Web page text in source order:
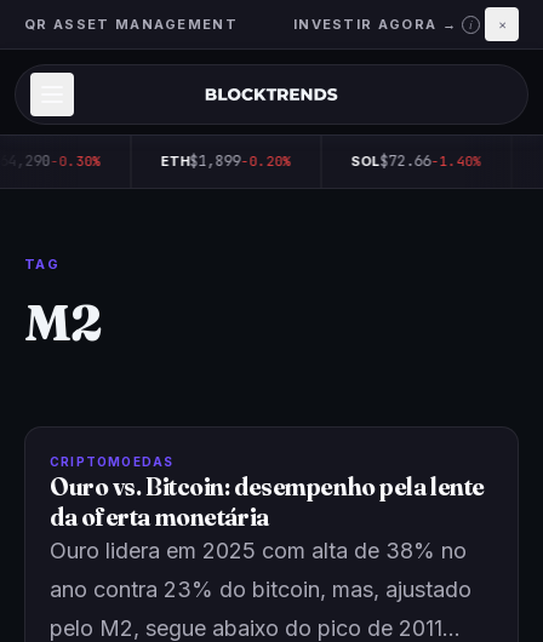
QR ASSET MANAGEMENT INVESTIR AGORA → i ×
-0.30% ETH$1,899-0.20% SOL$72.66-1.40%
TAG
M2
CRIPTOMOEDAS
Ouro vs. Bitcoin: desempenho pela lente
da oferta monetária
Ouro lidera em 2025 com alta de 38% no
ano contra 23% do bitcoin, mas, ajustado
pelo M2, segue abaixo do pico de 2011…